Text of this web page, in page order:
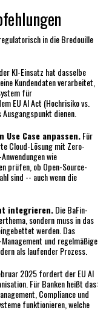
in die Bredouille
KI-Einsatz hat dasselbe
Kundendaten verarbeitet,
für
EU AI Act (Hochrisiko vs.
dienen.
Case anpassen.Für
Cloud-Lösung mit Zero-
wie
prüfen, ob Open-Source-
sind -- auch wenn die
integrieren.Die BaFin-
sondern muss in das
werden. Das
und regelmäßige
als laufender Prozess.
2025 fordert der EU AI
Für Banken heißt das:
Compliance und
funktionieren, welche